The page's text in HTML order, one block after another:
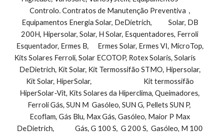
Controlo. Contratos de Manutenção Preventiva  ,
Equipamentos Energia Solar, DeDietrich,           Solar, DB
200H, Hipersolar, Solar, H Solar, Esquentadores, Ferroli
Esquentador, Ermes B,      Ermes Solar, Ermes VI, MicroTop,
Kits Solares Ferroli, Solar ECOTOP, Rotex Solaris, Solaris
DeDietrich, Kit Solar, Kit Termossifão STMO, Hipersolar,
Kit Solar, HiperSolar,                                   Kit termossifão
HiperSolar-Vit, Kits Solares da Hiperclima, Queimadores,
Ferroli Gás, SUN M  Gasóleo, SUN G, Pellets SUN P,
Ecoflam, Gás Blu, Max Gás, Gasóleo, Maior P Max
DeDietrich,              Gás, G 100 S,  G 200 S,  Gasóleo, M 100